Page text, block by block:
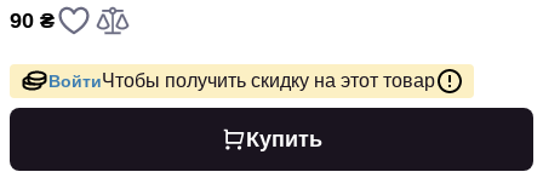
90 ₴
ВойтиЧтобы получить скидку на этот товар
Купить